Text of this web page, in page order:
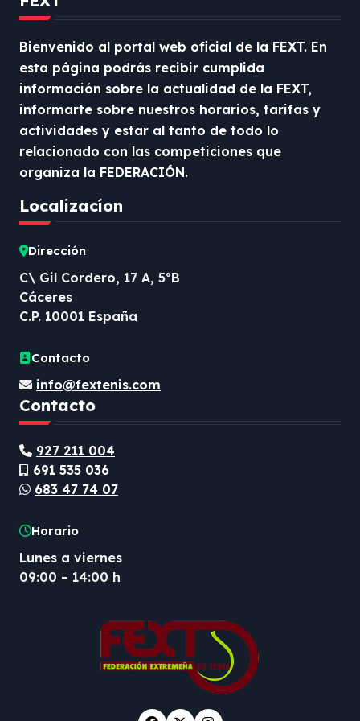
Bienvenido al portal web oficial de la FEXT. En
esta página podrás recibir cumplida
información sobre la actualidad de la FEXT,
informarte sobre nuestros horarios, tarifas y
actividades y estar al tanto de todo lo
relacionado con las competiciones que
organiza la FEDERACIÓN.
Localizacíon
Dirección
C\ Gil Cordero, 17 A, 5ºB
Cáceres
C.P. 10001 España
Contacto
info@fextenis.com
Contacto
927 211 004
691 535 036
683 47 74 07
Horario
Lunes a viernes
09:00 – 14:00 h